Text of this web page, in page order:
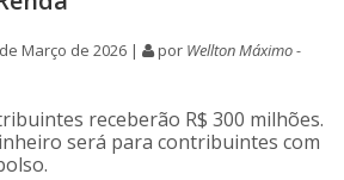
Março de 2026 | por Wellton Máximo -
receberão R$ 300 milhões.
será para contribuintes com